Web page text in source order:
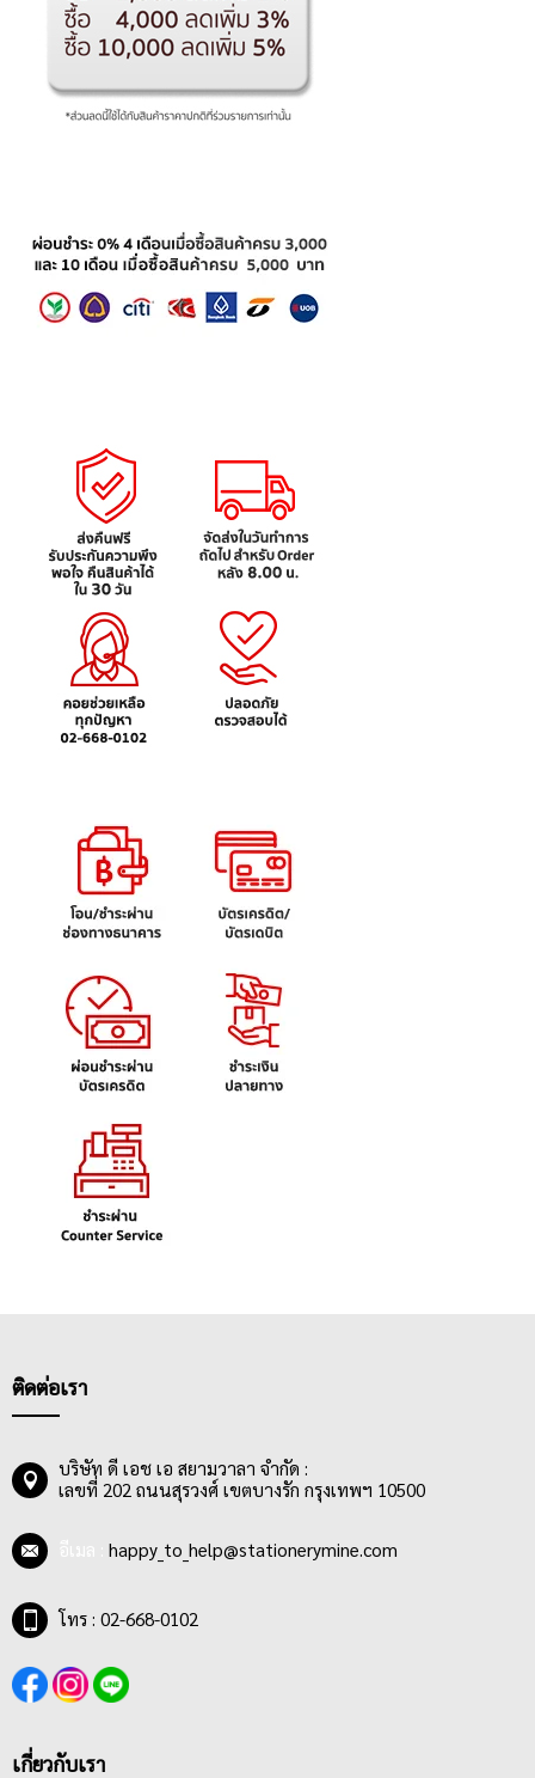
ติดต่อเรา
บริษัท ดี เอช เอ สยามวาลา จำกัด :
เลขที่ 202 ถนนสุรวงศ์ เขตบางรัก กรุงเทพฯ 10500
happy_to_help@stationerymine.com
โทร : 02-668-0102
เกี่ยวกับเรา